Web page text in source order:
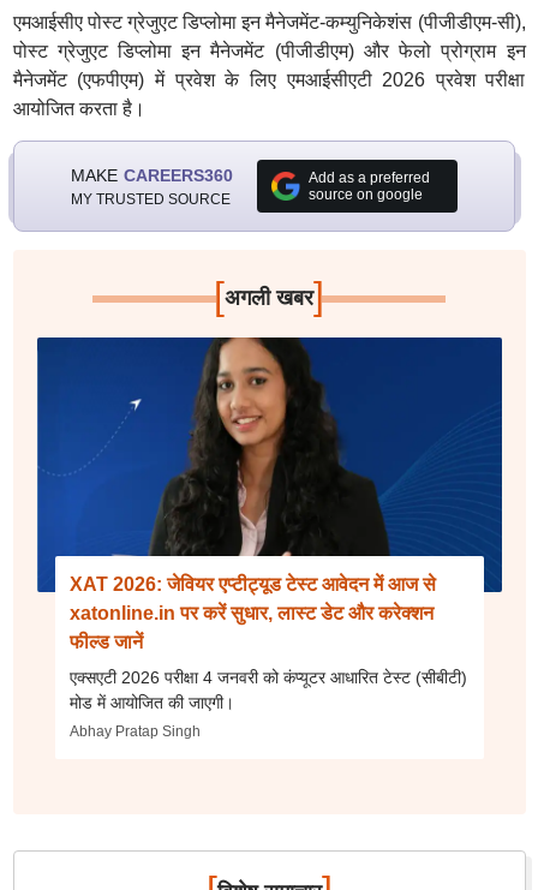
एमआईसीए पोस्ट ग्रेजुएट डिप्लोमा इन मैनेजमेंट-कम्युनिकेशंस (पीजीडीएम-सी),
पोस्ट ग्रेजुएट डिप्लोमा इन मैनेजमेंट (पीजीडीएम) और फेलो प्रोग्राम इन
मैनेजमेंट (एफपीएम) में प्रवेश के लिए एमआईसीएटी 2026 प्रवेश परीक्षा
आयोजित करता है।
MAKE CAREERS360
MY TRUSTED SOURCE
Add as a preferred
source on google
[अगली खबर]
XAT 2026: जेवियर एप्टीट्यूड टेस्ट आवेदन में आज से
xatonline.in पर करें सुधार, लास्ट डेट और करेक्शन
फील्ड जानें
एक्सएटी 2026 परीक्षा 4 जनवरी को कंप्यूटर आधारित टेस्ट (सीबीटी)
मोड में आयोजित की जाएगी।
Abhay Pratap Singh